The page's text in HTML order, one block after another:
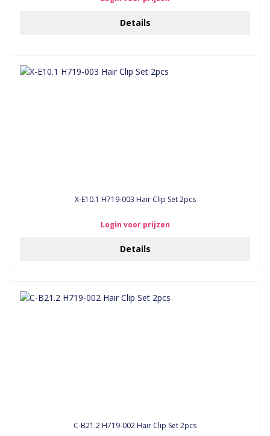
Details
X-E10.1 H719-003 Hair Clip Set 2pcs
Login voor prijzen
Details
C-B21.2 H719-002 Hair Clip Set 2pcs